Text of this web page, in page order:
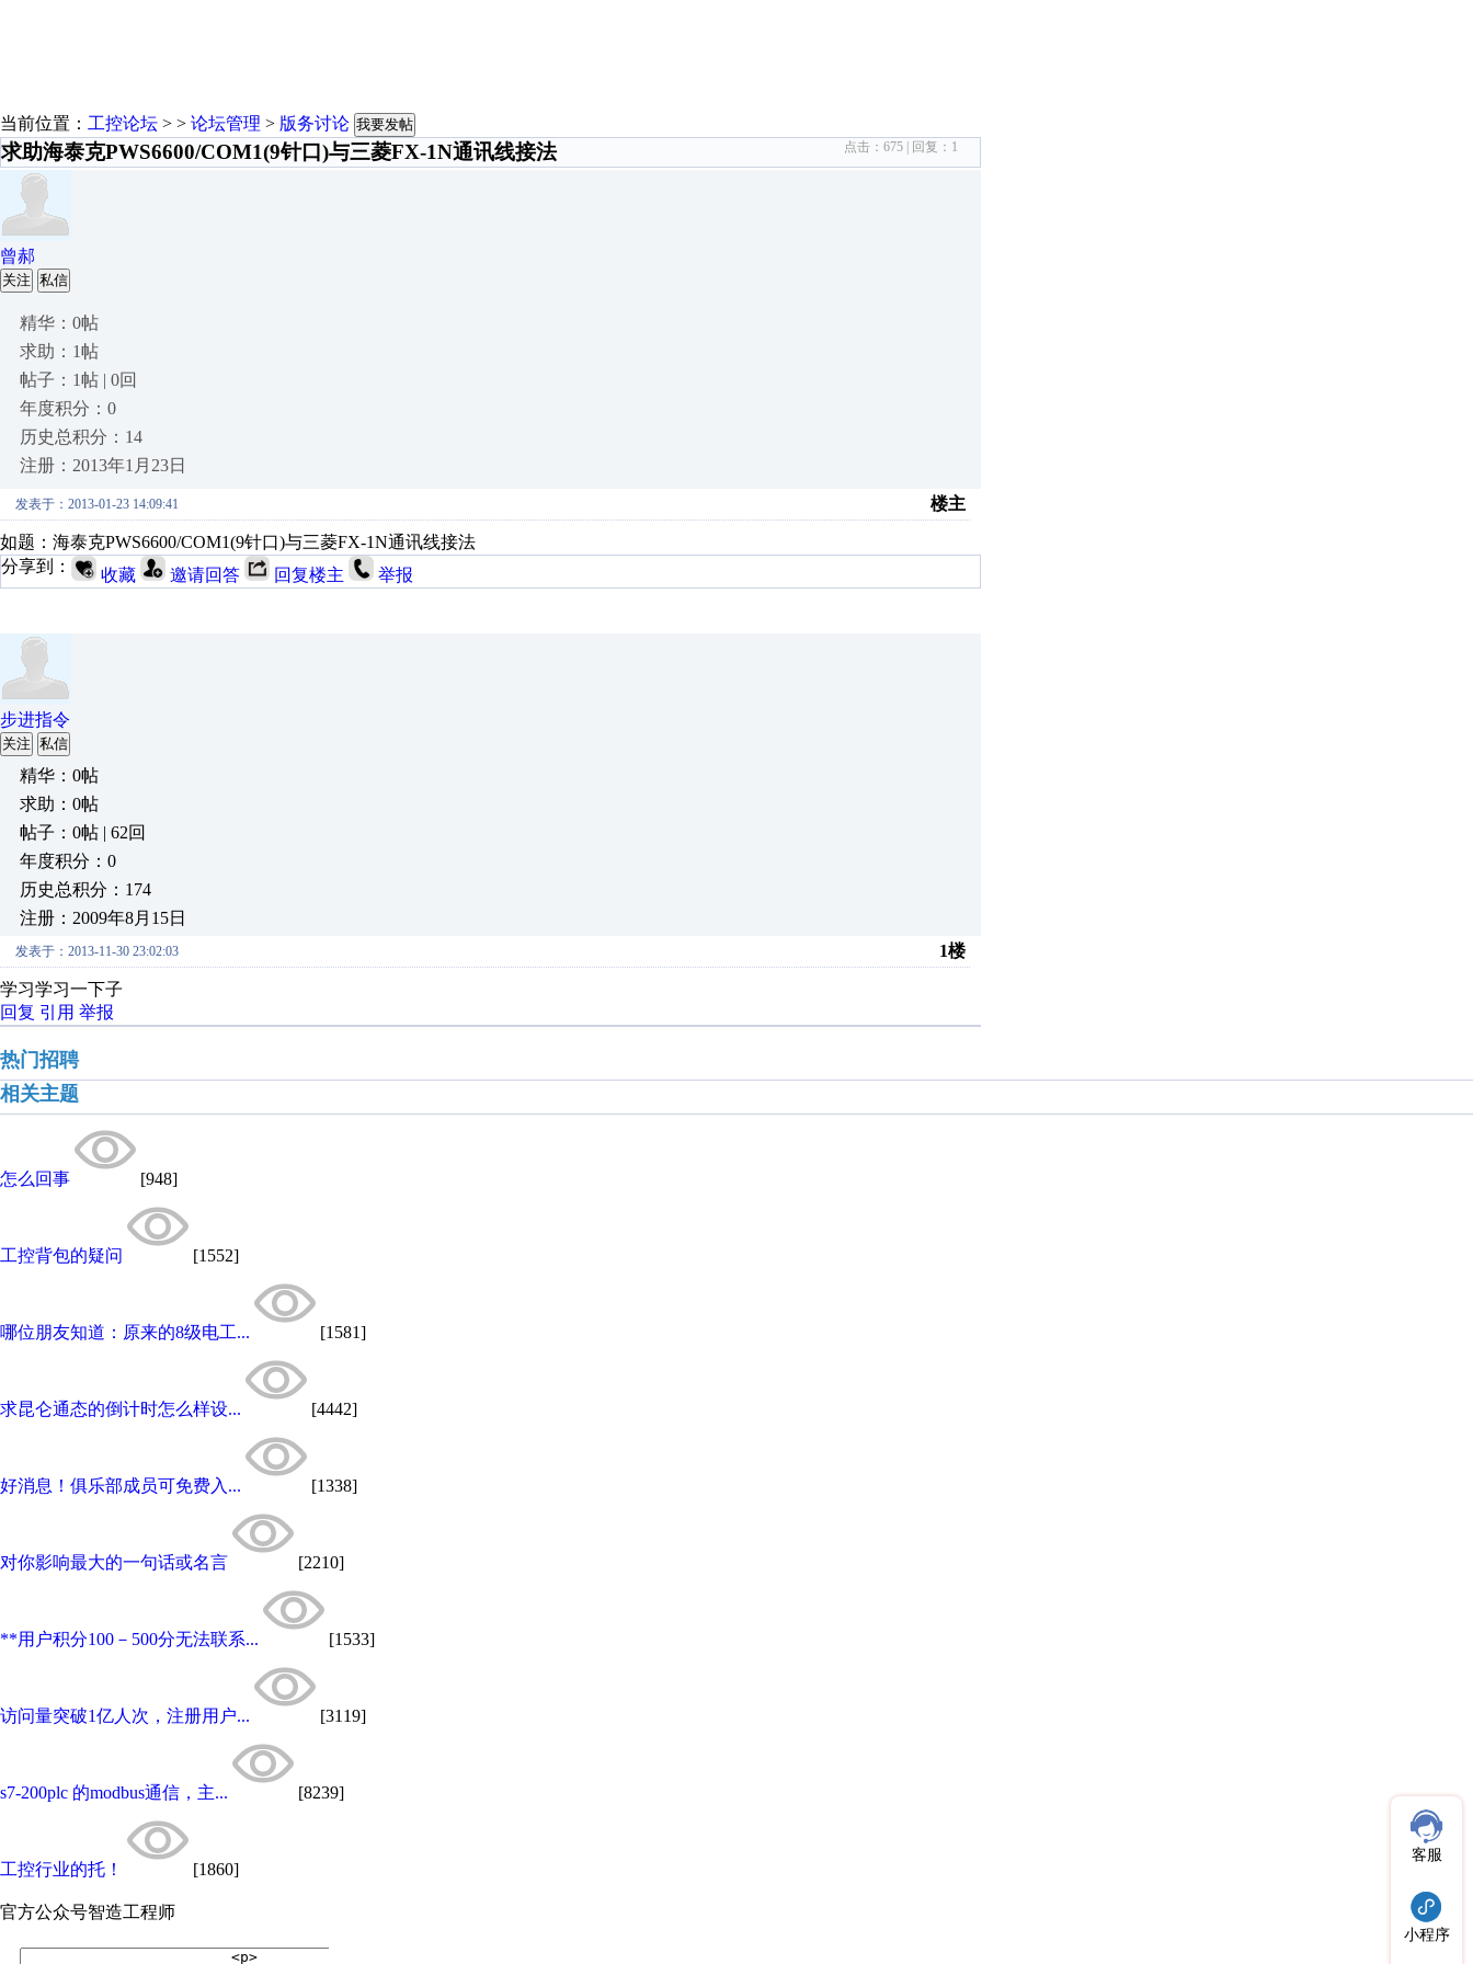
当前位置： 工控论坛 > > 论坛管理 > 版务讨论 我要发帖
求助海泰克PWS6600/COM1(9针口)与三菱FX-1N通讯线接法 点击： 675 | 回复： 1
曾郝
关注 私信
精华：0帖
求助：1帖
帖子：1帖 | 0回
年度积分：0
历史总积分：14
注册：2013年1月23日
发表于：2013-01-23 14:09:41 楼主
如题：海泰克PWS6600/COM1(9针口)与三菱FX-1N通讯线接法
分享到：
收藏 邀请回答 回复楼主 举报
步进指令
关注 私信
精华：0帖
求助：0帖
帖子：0帖 | 62回
年度积分：0
历史总积分：174
注册：2009年8月15日
发表于：2013-11-30 23:02:03 1楼
学习学习一下子
回复 引用 举报
热门招聘
相关主题
怎么回事 [948]
工控背包的疑问 [1552]
哪位朋友知道：原来的8级电工... [1581]
求昆仑通态的倒计时怎么样设... [4442]
好消息！俱乐部成员可免费入... [1338]
对你影响最大的一句话或名言 [2210]
**用户积分100－500分无法联系... [1533]
访问量突破1亿人次，注册用户... [3119]
s7-200plc 的modbus通信，主... [8239]
工控行业的托！ [1860]
官方公众号智造工程师
客服
小程序